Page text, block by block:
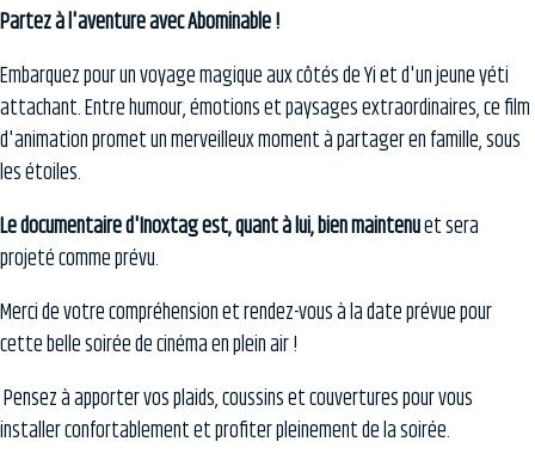
Partez à l'aventure avec Abominable !
Embarquez pour un voyage magique aux côtés de Yi et d'un jeune yéti
attachant. Entre humour, émotions et paysages extraordinaires, ce film
d'animation promet un merveilleux moment à partager en famille, sous
les étoiles.
Le documentaire d'Inoxtagest, quant à lui, bien maintenuet sera
projeté comme prévu.
Merci de votre compréhension et rendez-vous à la date prévue pour
cette belle soirée de cinéma en plein air !
Pensez à apporter vos plaids, coussins et couvertures pour vous
installer confortablement et profiter pleinement de la soirée.